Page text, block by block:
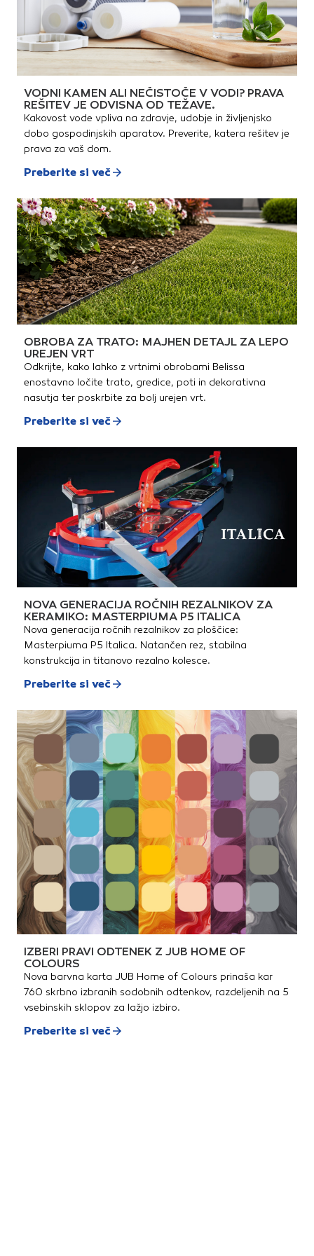
(dolžina 25 mm, pogon 1/4")1x
Torx nastavek TX25 (dolžina
25 mm, pogon 1/4")1x Križni
Phillips nastavek PH1 (dolžina
25 mm, pogon 1/4")1x Križni
Phillips nastavek PH2 (dolžina
25 mm, pogon 1/4")1x Ploščati
nastavek 0,8 x 5,5 mm
(dolžina 25 mm, pogon 1/4")
izvijača: križni Phillips
VODNI KAMEN ALI NEČISTOČE V VODI? PRAVA
REŠITEV JE ODVISNA OD TEŽAVE.
Kakovost vode vpliva na zdravje, udobje in življenjsko
dobo gospodinjskih aparatov. Preverite, katera rešitev je
prava za vaš dom.
Preberite si več
OBROBA ZA TRATO: MAJHEN DETAJL ZA LEPO
UREJEN VRT
Odkrijte, kako lahko z vrtnimi obrobami Belissa
enostavno ločite trato, gredice, poti in dekorativna
nasutja ter poskrbite za bolj urejen vrt.
Preberite si več
NOVA GENERACIJA ROČNIH REZALNIKOV ZA
KERAMIKO: MASTERPIUMA P5 ITALICA
Nova generacija ročnih rezalnikov za ploščice:
Masterpiuma P5 Italica. Natančen rez, stabilna
konstrukcija in titanovo rezalno kolesce.
Preberite si več
IZBERI PRAVI ODTENEK Z JUB HOME OF
COLOURS
Nova barvna karta JUB Home of Colours prinaša kar
760 skrbno izbranih sodobnih odtenkov, razdeljenih na 5
vsebinskih sklopov za lažjo izbiro.
Preberite si več